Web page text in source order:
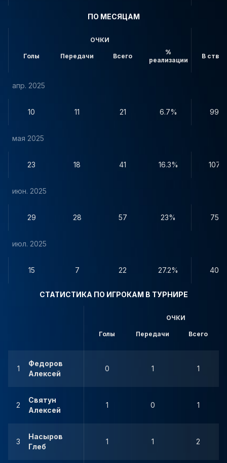
ПО МЕСЯЦАМ
ОЧКИ
Голы Передачи Всего
%
реализации
В створ
апр. 2025
10 11 21 6.7% 99
мая 2025
23 18 41 16.3% 107
июн. 2025
29 28 57 23% 75
июл. 2025
15 7 22 27.2% 40
СТАТИСТИКА ПО ИГРОКАМ В ТУРНИРЕ
ОЧКИ
Голы Передачи Всего
1
Федоров
Алексей
0 1 1
2
Святун
Алексей
1 0 1
3
Насыров
Глеб
1 1 2